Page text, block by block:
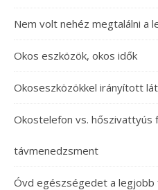
Nem volt nehéz megtalálni a
Okos eszközök, okos idők
Okoseszközökkel irányított
Okostelefon vs. hőszivattyús
távmenedzsment
Óvd egészségedet a legjobb